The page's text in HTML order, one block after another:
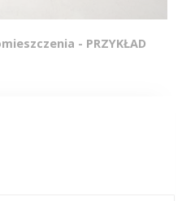
- PRZYKŁAD